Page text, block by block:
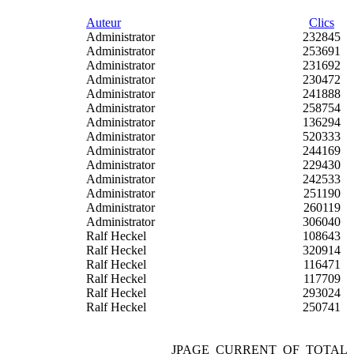
Auteur
Clics
Administrator
232845
Administrator
253691
Administrator
231692
Administrator
230472
Administrator
241888
Administrator
258754
Administrator
136294
Administrator
520333
Administrator
244169
Administrator
229430
Administrator
242533
Administrator
251190
Administrator
260119
Administrator
306040
Ralf Heckel
108643
Ralf Heckel
320914
Ralf Heckel
116471
Ralf Heckel
117709
Ralf Heckel
293024
Ralf Heckel 250741
JPAGE_CURRENT_OF_TOTAL